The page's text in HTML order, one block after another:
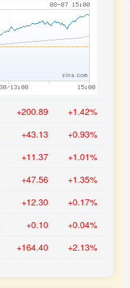
+200.89 +1.42%
+43.13 +0.93%
+11.37 +1.01%
+47.56 +1.35%
+12.30 +0.17%
+0.10 +0.04%
+164.40 +2.13%